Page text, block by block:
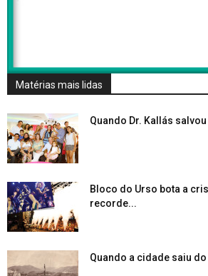
Matérias mais lidas
Quando Dr. Kallás
Bloco do Urso bota a
recorde...
Quando a cidade saiu do